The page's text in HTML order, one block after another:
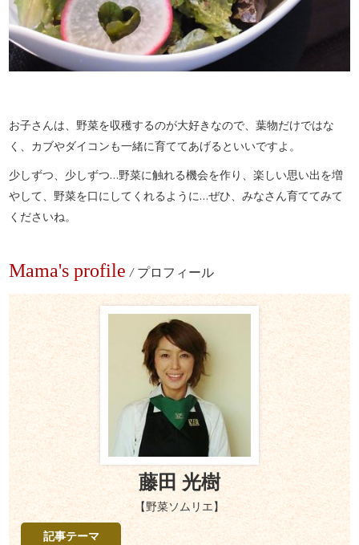
お子さんは、野菜を収穫するのが大好きなので、葉物だけではな
く、カブやダイコンも一緒に育ててあげるといいですよ。
少しずつ、少しずつ…野菜に触れる機会を作り、楽しい思い出を増
やして、野菜を口にしてくれるように…ぜひ、みなさん育ててみて
くださいね。
Mama's profile / プロフィール
藤田 光樹
【野菜ソムリエ】
記事テーマ